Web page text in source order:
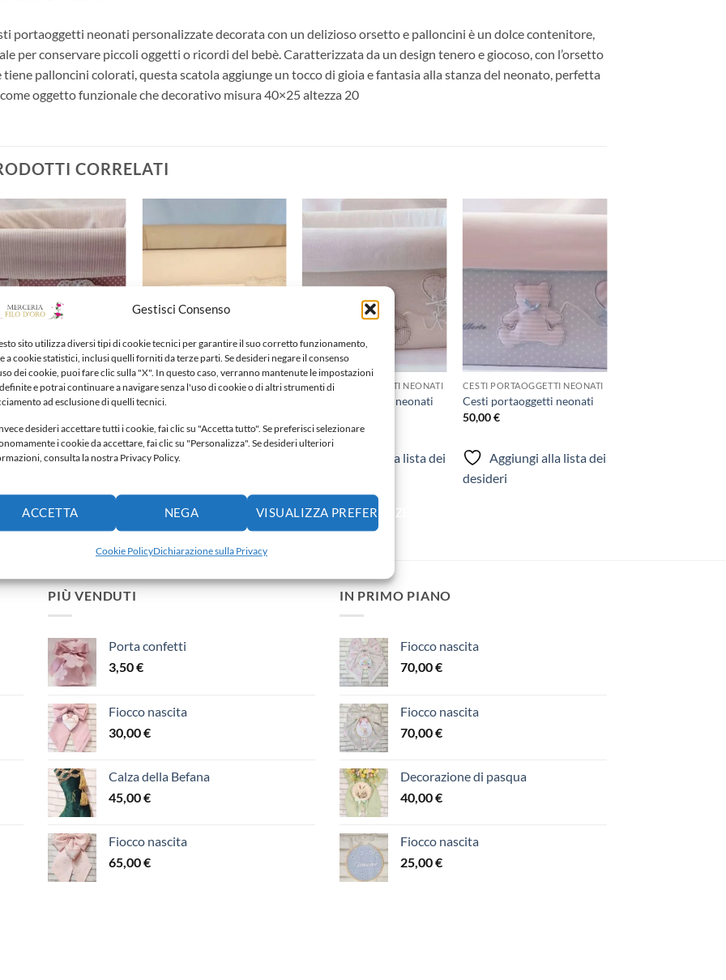
Gestisci Consenso
sito utilizza diversi tipi di cookie tecnici per garantire il suo corretto funzionamento,
a cookie statistici, inclusi quelli forniti da terze parti. Se desideri negare il consenso
dei cookie, puoi fare clic sulla "X". In questo caso, verranno mantenute le impostazioni
e potrai continuare a navigare senza l'uso di cookie o di altri strumenti di
ad esclusione di quelli tecnici.
desideri accettare tutti i cookie, fai clic su "Accetta tutto". Se preferisci selezionare
i cookie da accettare, fai clic su "Personalizza". Se desideri ulteriori
consulta la nostra Privacy Policy.
ACCETTA NEGA VISUALIZZA PREFERENZE
Cookie PolicyDichiarazione sulla Privacy
portaoggetti neonati personalizzate decorata con un delizioso orsetto e palloncini è un dolce contenitore,
per conservare piccoli oggetti o ricordi del bebè. Caratterizzata da un design tenero e giocoso, con l’orsetto
tiene palloncini colorati, questa scatola aggiunge un tocco di gioia e fantasia alla stanza del neonato, perfetta
oggetto funzionale che decorativo misura 40×25 altezza 20
CORRELATI
Aggiungi
alla lista
desideri
PORTAOGGETTI NEONATI
portaoggetti neonati
Aggiungi alla lista dei
desideri
CESTI PORTAOGGETTI NEONATI
Cesta portaoggetti neonati
Aggiungi alla lista dei
Aggiungi
desideri
CESTI PORTAOGGETTI NEONATI
Cesti portaoggetti neonati
Aggiungi alla lista dei
desideri
CESTI PORTAOGGETTI NEONATI
Cesti portaoggetti neonati
50,00€
Aggiungi alla lista dei
desideri
PIÙ VENDUTI
Porta confetti
3,50€
Fiocco nascita
30,00€
Calza della Befana
45,00€
Fiocco nascita
65,00€
IN PRIMO PIANO
Fiocco nascita
70,00€
Fiocco nascita
70,00€
Decorazione di pasqua
40,00€
Fiocco nascita
25,00€